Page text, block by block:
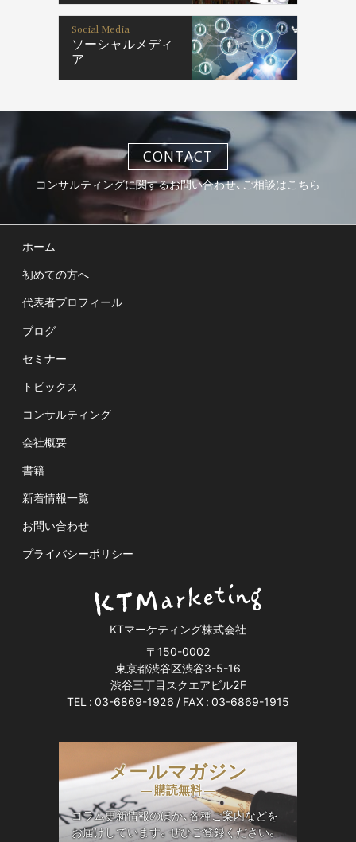
Social Media
ソーシャルメディ
ア
CONTACT
コンサルティングに関するお問い合わせ、ご相談はこちら
ホーム
初めての方へ
代表者プロフィール
ブログ
セミナー
トピックス
コンサルティング
会社概要
書籍
新着情報一覧
お問い合わせ
プライバシーポリシー
KTマーケティング株式会社
〒150-0002
東京都渋谷区渋谷3-5-16
渋谷三丁目スクエアビル2F
TEL : 03-6869-1926 / FAX : 03-6869-1915
メールマガジン
— 購読無料 —
コラム更新情報のほか、各種ご案内などを
お届けしています。ぜひご登録ください。